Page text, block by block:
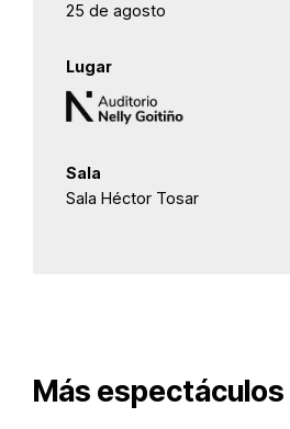
25 de agosto
Lugar
Sala
Sala Héctor Tosar
Más espectáculos